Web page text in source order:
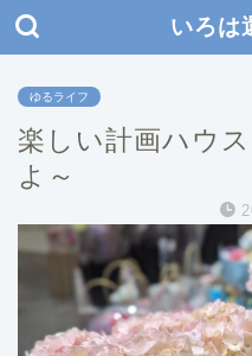
いろは
ゆるライフ
楽しい計画ハウ
よ～